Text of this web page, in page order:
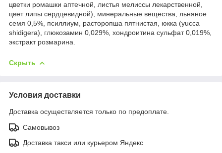
цветки ромашки аптечной, листья мелиссы лекарственной,
цвет липы сердцевидной), минеральные вещества, льняное
семя 0,5%, псиллиум, расторопша пятнистая, юкка (yucca
shidigera), глюкозамин 0,029%, хондроитина сульфат 0,019%,
экстракт розмарина.
Скрыть
Условия доставки
Доставка осуществляется только по предоплате.
Самовывоз
Доставка такси или курьером Яндекс